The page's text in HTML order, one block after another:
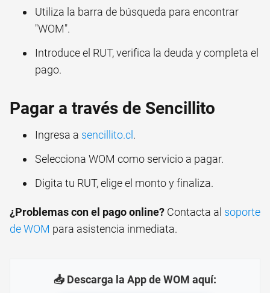
Utiliza la barra de búsqueda para encontrar
"WOM".
Introduce el RUT, verifica la deuda y completa el
pago.
Pagar a través de Sencillito
Ingresa a sencillito.cl.
Selecciona WOM como servicio a pagar.
Digita tu RUT, elige el monto y finaliza.
¿Problemas con el pago online? Contacta al soporte
de WOM para asistencia inmediata.
📥 Descarga la App de WOM aquí: